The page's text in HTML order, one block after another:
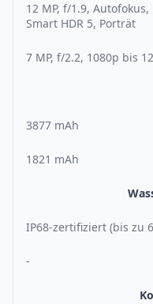
12 MP, f/1.9,
Smart HDR 5, Porträt
7 MP, f/2.2, 1080p bis
3877 mAh
1821 mAh
IP68-zertifiziert (bis zu
-